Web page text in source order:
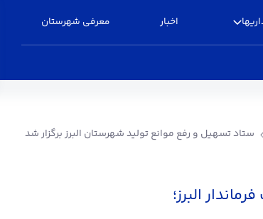
اخبار معرفی شهرستان
ستاد تسهیل و رفع موانع تولید شهرستان البرز برگزار شد
البرز؛